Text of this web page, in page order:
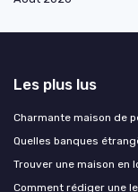
Les plus lus
Charmante maison de
Quelles banques
Trouver une maison en
Comment rédiger une